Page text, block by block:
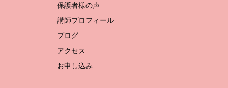
保護者様の声
講師プロフィール
ブログ
アクセス
お申し込み